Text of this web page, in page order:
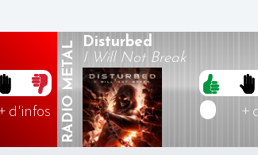
d'infos RADIO
METAL Disturbed
I Will Not Break
+